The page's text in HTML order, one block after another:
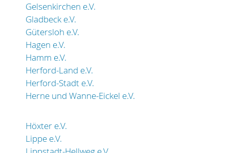
Gelsenkirchen e.V.
Gladbeck e.V.
Gütersloh e.V.
Hagen e.V.
Hamm e.V.
Herford-Land e.V.
Herford-Stadt e.V.
Herne und Wanne-Eickel e.V.
Höxter e.V.
Lippe e.V.